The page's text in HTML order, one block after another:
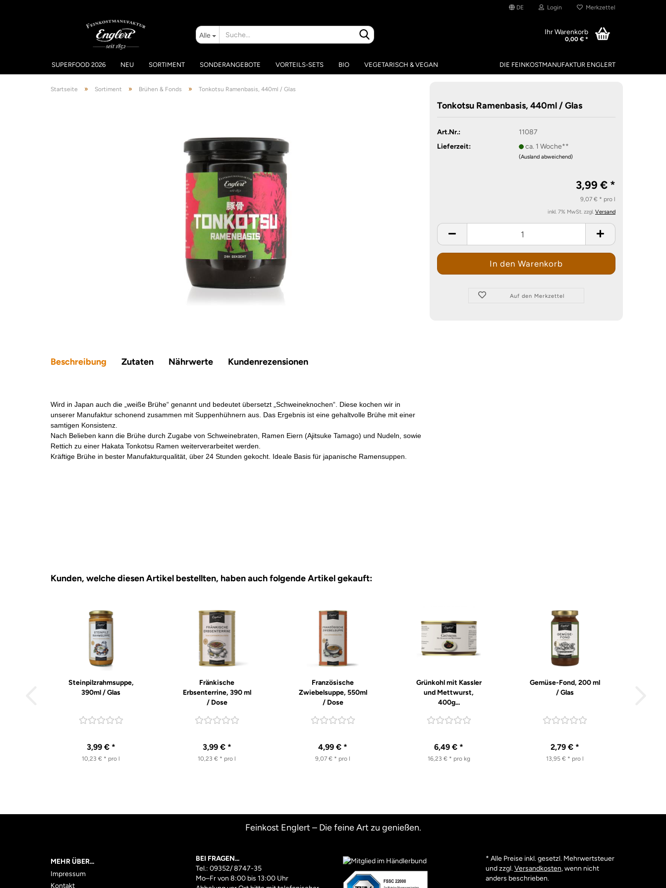
DE Login Merkzettel
Alle
Suche... Ihr Warenkorb
0,00 € *
SUPERFOOD 2026 NEU SORTIMENT SONDERANGEBOTE VORTEILS-SETS BIO VEGETARISCH & VEGAN DIE FEINKOSTMANUFAKTUR ENGLERT
Startseite » Sortiment » Brühen & Fonds » Tonkotsu Ramenbasis, 440ml / Glas
Tonkotsu Ramenbasis, 440ml / Glas
Art.Nr.:
11087
Lieferzeit:
ca. 1 Woche**
(Ausland abweichend)
3,99 € *
9,07 € * pro l
inkl. 7% MwSt. zzgl. Versand
Auf den Merkzettel
Beschreibung Zutaten Nährwerte Kundenrezensionen
Wird in Japan auch die „weiße Brühe“ genannt und bedeutet übersetzt „Schweineknochen“. Diese kochen wir in
unserer Manufaktur schonend zusammen mit Suppenhühnern aus. Das Ergebnis ist eine gehaltvolle Brühe mit einer
samtigen Konsistenz.
Nach Belieben kann die Brühe durch Zugabe von Schweinebraten, Ramen Eiern (Ajitsuke Tamago) und Nudeln, sowie
Rettich zu einer Hakata Tonkotsu Ramen weiterverarbeitet werden.
Kräftige Brühe in bester Manufakturqualität, über 24 Stunden gekocht. Ideale Basis für japanische Ramensuppen.
Kunden, welche diesen Artikel bestellten, haben auch folgende Artikel gekauft:
Steinpilzrahmsuppe,
390ml / Glas
3,99 € *
10,23 € * pro l
Fränkische
Erbsenterrine, 390 ml
/ Dose
3,99 € *
10,23 € * pro l
Französische
Zwiebelsuppe, 550ml
/ Dose
4,99 € *
9,07 € * pro l
Grünkohl mit Kassler
und Mettwurst,
400g...
6,49 € *
16,23 € * pro kg
Gemüse-Fond, 200 ml
/ Glas
2,79 € *
13,95 € * pro l
Feinkost Englert – Die feine Art zu genießen.
MEHR ÜBER...
Impressum
Kontakt
BEI FRAGEN...
Tel.: 09352/ 8747-35
Mo–Frvon 8:00 bis 13:00 Uhr
* Alle Preise inkl. gesetzl. Mehrwertsteuer
und zzgl.Versandkosten, wenn nicht
anders beschrieben.